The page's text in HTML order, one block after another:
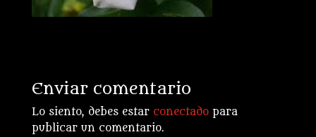
Enviar comentario
Lo siento, debes estar conectadopara
publicar un comentario.